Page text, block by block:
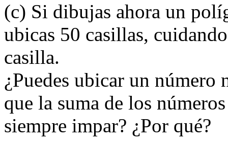
(c) Si dibujas ahora un
ubicas 50 casillas,
casilla.
¿Puedes ubicar un número
que la suma de los
siempre impar? ¿Por qué?